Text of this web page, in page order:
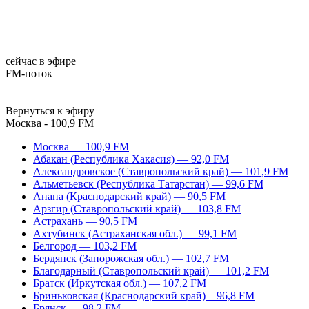
сейчас в эфире
FM-поток
Вернуться к эфиру
Москва - 100,9 FM
Москва — 100,9 FM
Абакан (Республика Хакасия) — 92,0 FM
Александровское (Ставропольский край) — 101,9 FM
Альметьевск (Республика Татарстан) — 99,6 FM
Анапа (Краснодарский край) — 90,5 FM
Арзгир (Ставропольский край) — 103,8 FM
Астрахань — 90,5 FM
Ахтубинск (Астраханская обл.) — 99,1 FM
Белгород — 103,2 FM
Бердянск (Запорожская обл.) — 102,7 FM
Благодарный (Ставропольский край) — 101,2 FM
Братск (Иркутская обл.) — 107,2 FM
Бриньковская (Краснодарский край) – 96,8 FM